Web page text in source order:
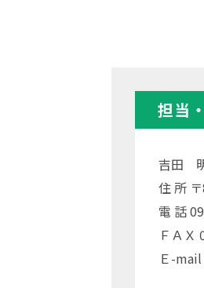
担当
吉田
住 所
電 話
ＦＡＸ
Ｅ-